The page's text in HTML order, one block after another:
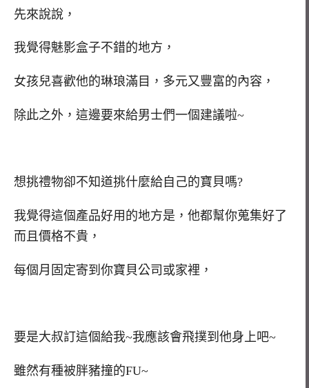
先來說說，
我覺得魅影盒子不錯的地方，
女孩兒喜歡他的琳琅滿目，多元又豐富的內容，
除此之外，這邊要來給男士們一個建議啦~
想挑禮物卻不知道挑什麼給自己的寶貝嗎?
我覺得這個產品好用的地方是，他都幫你蒐集好了
而且價格不貴，
每個月固定寄到你寶貝公司或家裡，
要是大叔訂這個給我~我應該會飛撲到他身上吧~
雖然有種被胖豬撞的FU~